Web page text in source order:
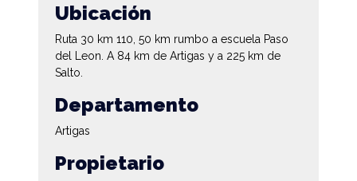
Ubicación
Ruta 30 km 110, 50 km rumbo a escuela Paso
del Leon. A 84 km de Artigas y a 225 km de
Salto.
Departamento
Artigas
Propietario